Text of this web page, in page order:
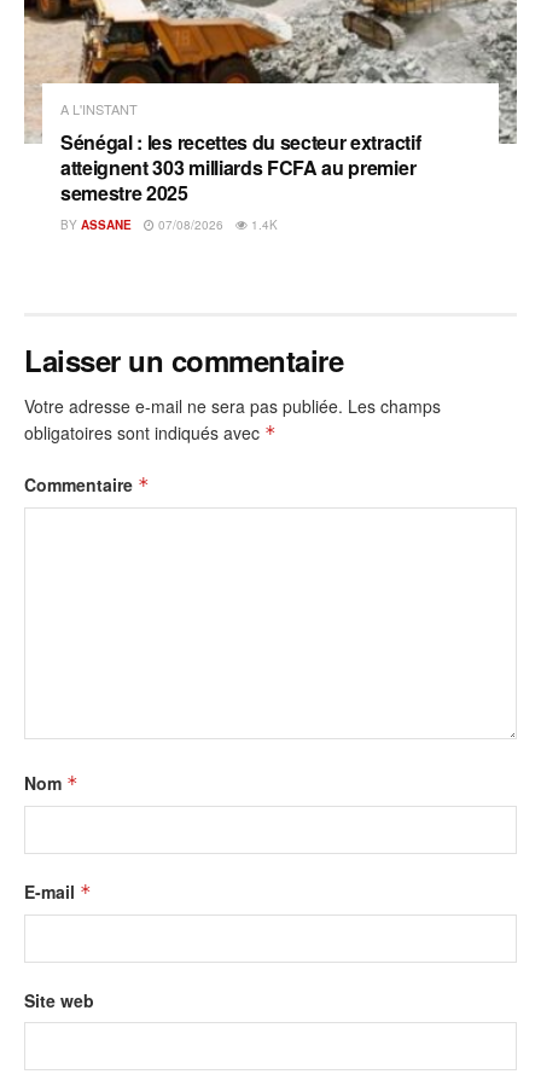
A L'INSTANT
Sénégal : les recettes du secteur extractif
atteignent 303 milliards FCFA au premier
semestre 2025
BY ASSANE 07/08/2026 1.4K
Laisser un commentaire
Votre adresse e-mail ne sera pas publiée. Les champs
obligatoires sont indiqués avec *
Commentaire *
Nom *
E-mail *
Site web